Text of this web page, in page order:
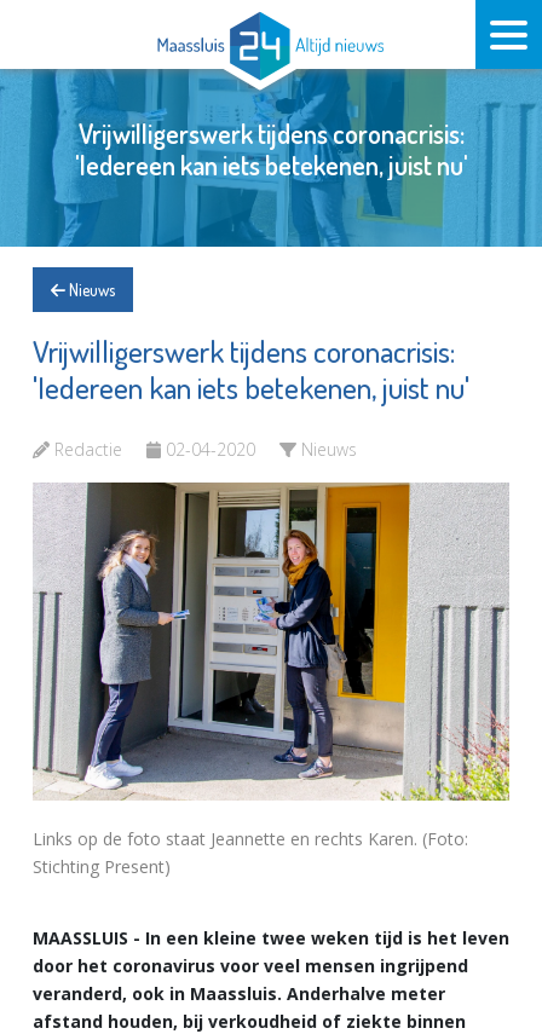
Vrijwilligerswerk tijdens coronacrisis:
'Iedereen kan iets betekenen, juist nu'
Nieuws
Vrijwilligerswerk tijdens coronacrisis:
'Iedereen kan iets betekenen, juist nu'
Redactie 02-04-2020 Nieuws
Links op de foto staat Jeannette en rechts Karen. (Foto:
Stichting Present)
MAASSLUIS - In een kleine twee weken tijd is het leven
door het coronavirus voor veel mensen ingrijpend
veranderd, ook in Maassluis. Anderhalve meter
afstand houden, bij verkoudheid of ziekte binnen